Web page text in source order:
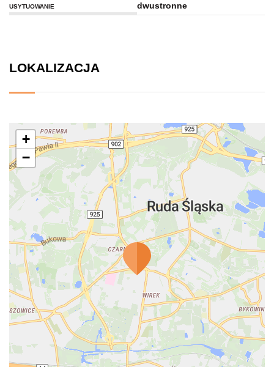
USYTUOWANIE dwustronne
LOKALIZACJA
+
−